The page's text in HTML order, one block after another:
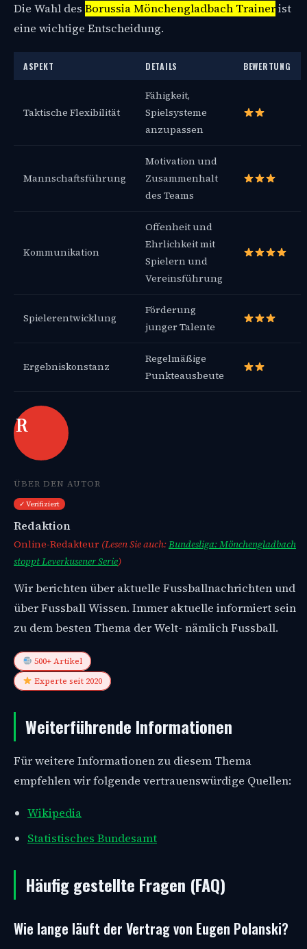
Die Wahl des Borussia Mönchengladbach Trainerist
eine wichtige Entscheidung.
ASPEKT DETAILS BEWERTUNG
Taktische Flexibilität
Fähigkeit,
Spielsysteme
anzupassen
Mannschaftsführung
Motivation und
Zusammenhalt
des Teams
Kommunikation
Offenheit und
Ehrlichkeit mit
Spielern und
Vereinsführung
Spielerentwicklung
Förderung
junger Talente
Ergebniskonstanz
Regelmäßige
Punkteausbeute
R
ÜBER DEN AUTOR
✓ Verifiziert
Redaktion
Online-Redakteur (Lesen Sie auch:Bundesliga: Mönchengladbach
stoppt Leverkusener Serie)
Wir berichten über aktuelle Fussballnachrichten und
über Fussball Wissen. Immer aktuelle informiert sein
zu dem besten Thema der Welt- nämlich Fussball.
500+ Artikel
Experte seit 2020
Weiterführende Informationen
Für weitere Informationen zu diesem Thema
empfehlen wir folgende vertrauenswürdige Quellen:
Wikipedia
Statistisches Bundesamt
Häufig gestellte Fragen (FAQ)
Wie lange läuft der Vertrag von Eugen Polanski?